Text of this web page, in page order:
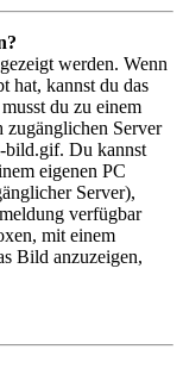
werden. Wenn
hat, kannst du das
du zu einem
Server
bild.gif. Du kannst
eigenen PC
Server),
verfügbar
mit einem
Bild anzuzeigen,